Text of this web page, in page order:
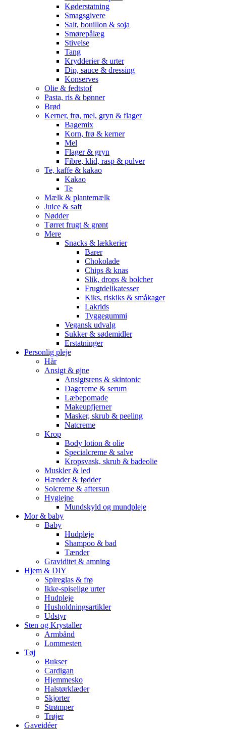
Køderstatning
Smagsgivere
Salt, bouillon & soja
Smørepålæg
Stivelse
Tang
Krydderier & urter
Dip, sauce & dressing
Konserves
Olie & fedtstof
Pasta, ris & bønner
Brød
Kerner, frø, mel, gryn & flager
Bagemix
Korn, frø & kerner
Mel
Flager & gryn
Fibre, klid, rasp & pulver
Te, kaffe & kakao
Kakao
Te
Mælk & plantemælk
Juice & saft
Nødder
Tørret frugt & grønt
Mere
Snacks & lækkerier
Barer
Chokolade
Chips & knas
Slik, drops & bolcher
Frugtdelikatesser
Kiks, riskiks & småkager
Lakrids
Tyggegummi
Vegansk udvalg
Sukker & sødemidler
Erstatninger
Personlig pleje
Hår
Ansigt & øjne
Ansigtsrens & skintonic
Dagcreme & serum
Læbepomade
Makeupfjerner
Masker, skrub & peeling
Natcreme
Krop
Body lotion & olie
Specialcreme & salve
Kropsvask, skrub & badeolie
Muskler & led
Hænder & fødder
Solcreme & aftersun
Hygiejne
Mundskyld og mundpleje
Mor & baby
Baby
Hudpleje
Shampoo & bad
Tænder
Graviditet & amning
Hjem & DIY
Spireglas & frø
Ikke-spiselige urter
Hudpleje
Husholdningsartikler
Udstyr
Sten og Krystaller
Armbånd
Lommesten
Tøj
Bukser
Cardigan
Hjemmesko
Halstørklæder
Skjorter
Strømper
Trøjer
Gaveidéer